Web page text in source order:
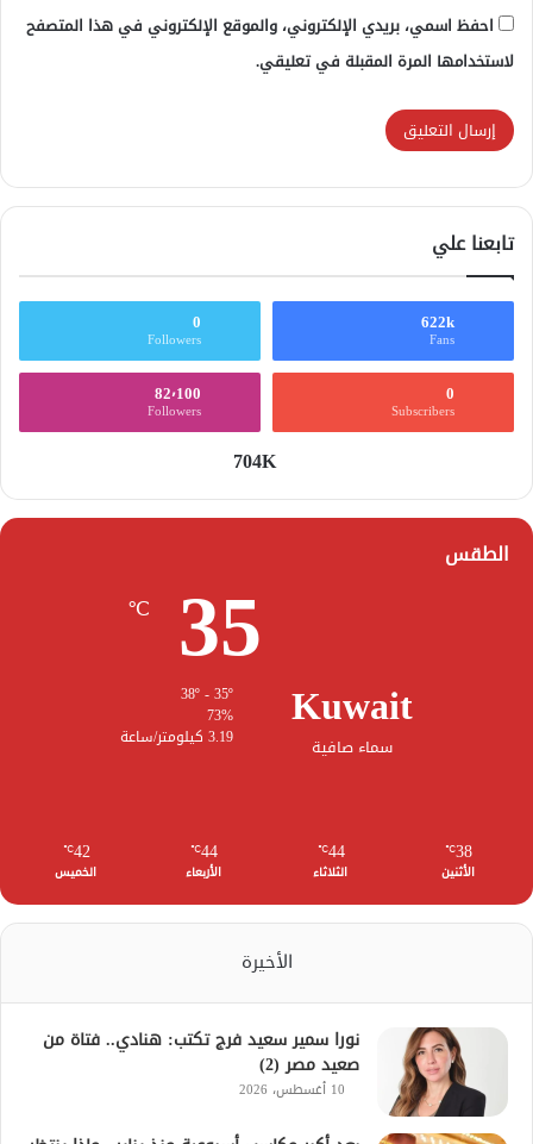
احفظ اسمي، بريدي الإلكتروني، والموقع الإلكتروني في هذا المتصفح
لاستخدامها المرة المقبلة في تعليقي.
تابعنا علي
622k
Fans
0
Followers
0
Subscribers
82٬100
Followers
704K
الطقس
Kuwait
سماء صافية
35
℃
73%
3.19 كيلومتر/ساعة
38
℃
الأثنين
44
℃
الثلاثاء
44
℃
الأربعاء
42
℃
الخميس
الأخيرة
نورا سمير سعيد فرج تكتب: هنادي.. فتاة من
صعيد مصر (2)
10 أغسطس، 2026